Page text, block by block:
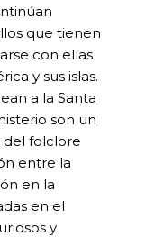
que tienen
con ellas
y sus islas.
a la Santa
son un
del folclore
entre la
en la
en el
y